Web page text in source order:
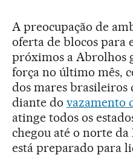
A preocupação de
oferta de blocos para
próximos a Abrolhos
força no último mês,
dos mares brasileiros
diante do vazamento
atinge todos os
chegou até o norte da
está preparado para